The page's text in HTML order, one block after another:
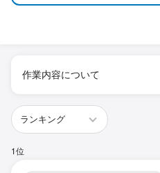
作業内容について
1位